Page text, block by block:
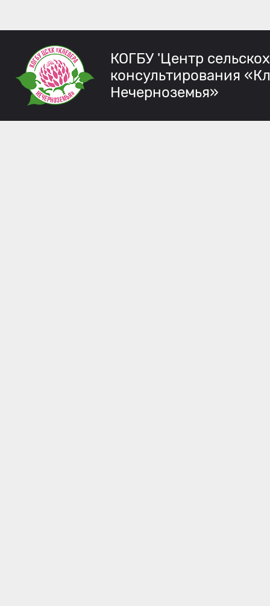
КОГБУ 'Центр
консультирования
Нечерноземья»